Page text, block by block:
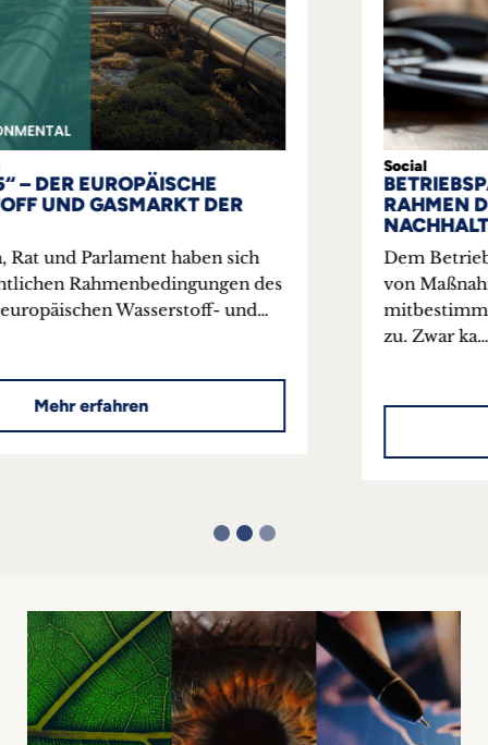
BETRIEBSPARTNERMANAGEMENT IM
RAHMEN DER SOZIALEN
Dem Betriebsrat kommt bei der Umsetzung
von Maßnahmen zur sozialen Nachhaltigkeit in
mitbestimmten Betrieben eine wichtige Rolle
Mehr erfahren